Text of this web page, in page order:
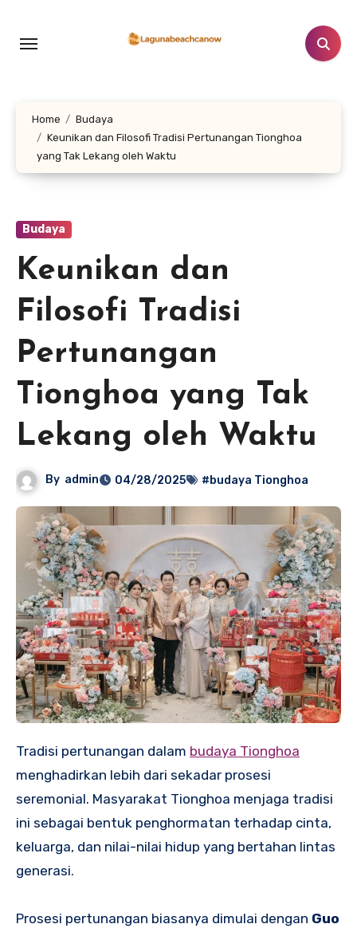
konten
Home
Budaya
Keunikan dan Filosofi Tradisi Pertunangan Tionghoa
yang Tak Lekang oleh Waktu
Budaya
Keunikan dan
Filosofi Tradisi
Pertunangan
Tionghoa yang Tak
Lekang oleh Waktu
By admin 04/28/2025 #budaya Tionghoa
Tradisi pertunangan dalam budaya Tionghoa
menghadirkan lebih dari sekadar prosesi
seremonial. Masyarakat Tionghoa menjaga tradisi
ini sebagai bentuk penghormatan terhadap cinta,
keluarga, dan nilai-nilai hidup yang bertahan lintas
generasi.
Prosesi pertunangan biasanya dimulai dengan Guo